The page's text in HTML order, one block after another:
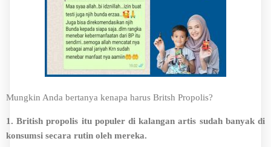
Mungkin Anda bertanya kenapa harus Britsh Propolis?
1. British propolis itu populer di kalangan artis sudah banyak di
konsumsi secara rutin oleh mereka.